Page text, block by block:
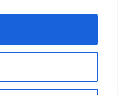
ตร์ มหาวิทยาลัย